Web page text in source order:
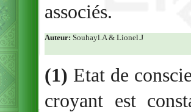
associés.
Auteur: Souhayl.A & Lionel.J
(1) Etat de
croyant est